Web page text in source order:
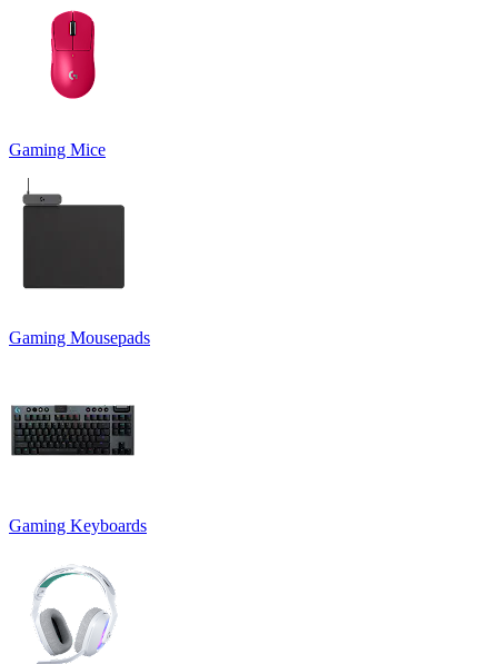
Gaming Mice
Gaming Mousepads
Gaming Keyboards